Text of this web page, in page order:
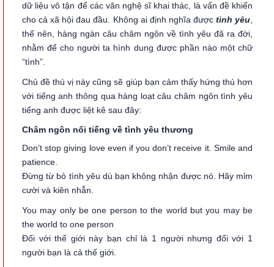
dữ liệu vô tận để các văn nghệ sĩ khai thác, là vấn đề khiến
cho cả xã hội đau đầu. Không ai định nghĩa được tình yêu
thế nên, hàng ngàn câu châm ngôn về tình yêu đã ra đời,
nhằm để cho người ta hình dung được phần nào một chữ
“tình”.
Chủ đề thú vị này cũng sẽ giúp bạn cảm thấy hứng thú hơn
với tiếng anh thông qua hàng loạt câu châm ngôn tình yêu
tiếng anh được liệt kê sau đây:
Châm ngôn nổi tiếng về tình yêu thương
Don’t stop giving love even if you don’t receive it. Smile and
patience.
Đừng từ bỏ tình yêu dù bạn không nhận được nó. Hãy mỉm
cười và kiên nhẫn.
You may only be one person to the world but you may be
the world to one person
Đối với thế giới này bạn chỉ là 1 người nhưng đối với 1
người bạn là cả thế giới.